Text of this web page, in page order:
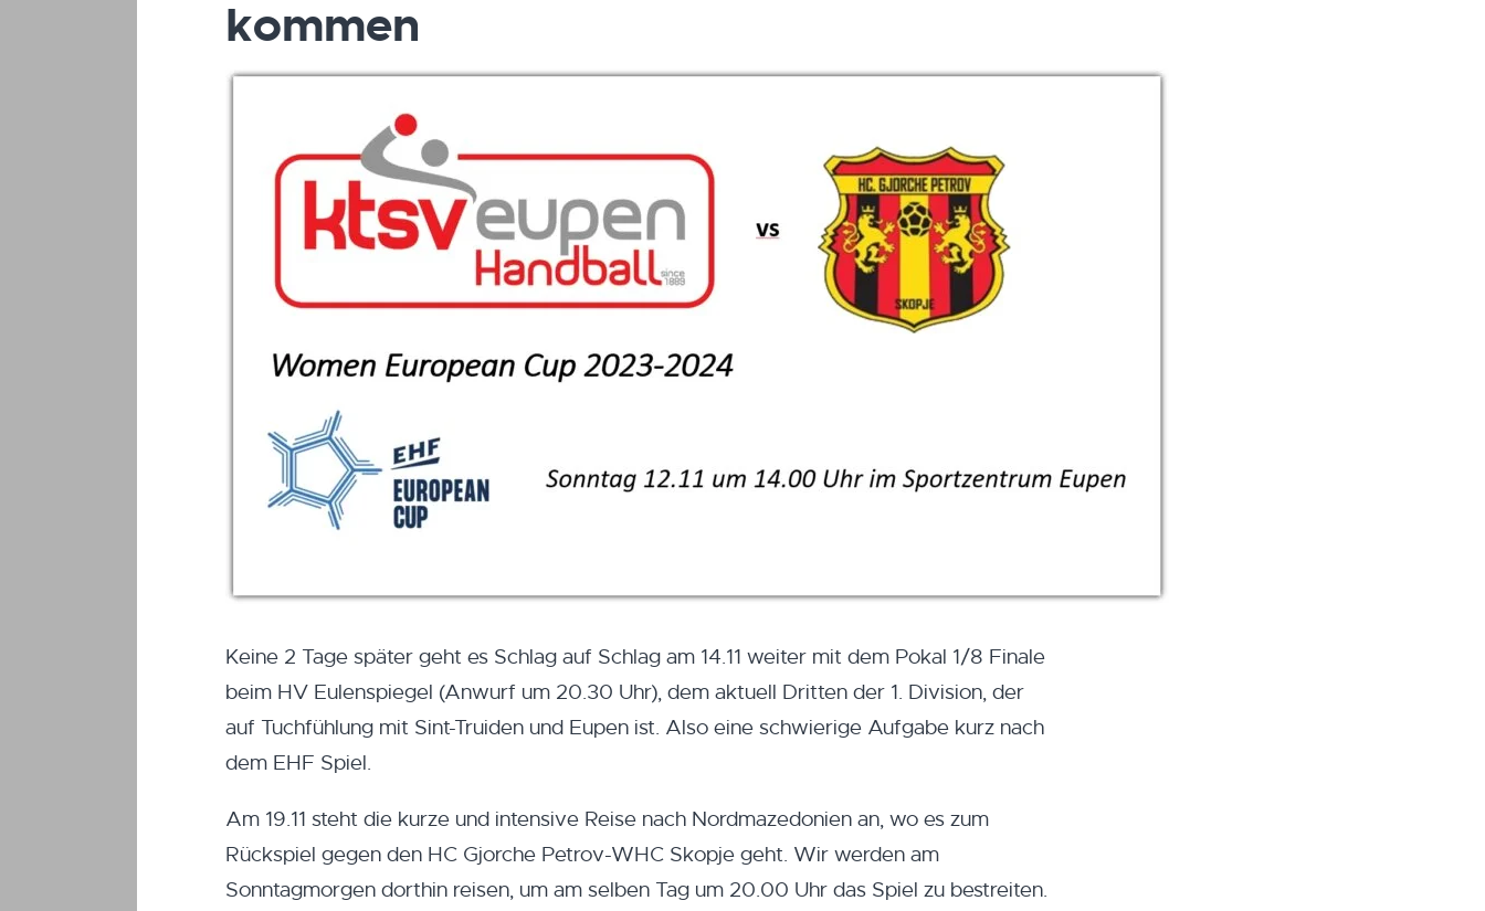
kommen
Keine 2 Tage später geht es Schlag auf Schlag am 14.11 weiter mit dem Pokal 1/8 Finale
beim HV Eulenspiegel (Anwurf um 20.30 Uhr), dem aktuell Dritten der 1. Division, der
auf Tuchfühlung mit Sint-Truiden und Eupen ist. Also eine schwierige Aufgabe kurz nach
dem EHF Spiel.
Am 19.11 steht die kurze und intensive Reise nach Nordmazedonien an, wo es zum
Rückspiel gegen den HC Gjorche Petrov-WHC Skopje geht. Wir werden am
Sonntagmorgen dorthin reisen, um am selben Tag um 20.00 Uhr das Spiel zu bestreiten.